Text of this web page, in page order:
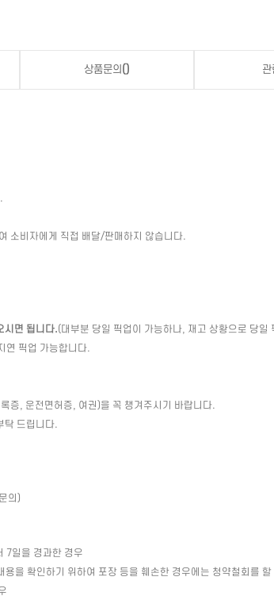
상품문의 ()
소비자에게 직접 배달/판매하지 않습니다.
시면 됩니다.(대부분 당일 픽업이 가능하나, 재고 상황으로 당
연 픽업 가능합니다.
증, 운전면허증, 여권)을 꼭 챙겨주시기 바랍니다.
탁 드립니다.
의)
7일을 경과한 경우
을 확인하기 위하여 포장 등을 훼손한 경우에는 청약철회를 할